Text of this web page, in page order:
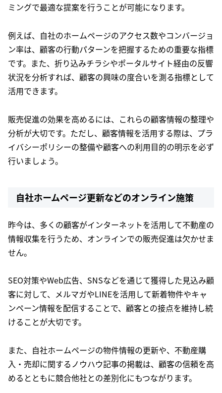
ミングで最適な提案を行うことが可能になります。
例えば、自社のホームページのアクセス数やコンバージョ
ン率は、顧客の行動パターンを把握するための重要な指標
です。また、折り込みチラシやポータルサイト経由の反響
状況を分析すれば、顧客の興味の度合いを測る指標として
活用できます。
販売促進の効果を高めるには、これらの顧客情報の整理や
分析が大切です。ただし、顧客情報を活用する際は、プラ
イバシーポリシーの整備や顧客への利用目的の明示を必ず
行いましょう。
自社ホームページ更新などのオンライン施策
昨今は、多くの顧客がインターネットを活用して不動産の
情報収集を行うため、オンラインでの販売促進は欠かせま
せん。
SEO対策やWeb広告、SNSなどを通じて獲得した見込み顧
客に対して、メルマガやLINEを活用して新着物件やキャ
ンペーン情報を配信することで、顧客との接点を維持し続
けることが大切です。
また、自社ホームページの物件情報の更新や、不動産購
入・売却に関するノウハウ記事の掲載は、顧客の信頼を高
めるとともに競合他社との差別化にもつながります。